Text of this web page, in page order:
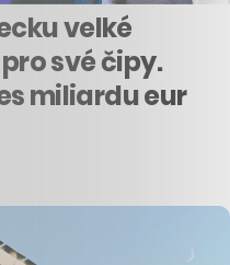
velké
své čipy.
miliardu eur